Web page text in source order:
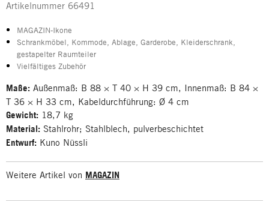
Artikelnummer 66491
MAGAZIN-Ikone
Schrankmöbel, Kommode, Ablage, Garderobe, Kleiderschrank,
gestapelter Raumteiler
Vielfältiges Zubehör
Maße: Außenmaß: B 88 × T 40 × H 39 cm, Innenmaß: B 84 ×
T 36 × H 33 cm, Kabeldurchführung: Ø 4 cm
Gewicht: 18,7 kg
Material: Stahlrohr; Stahlblech, pulverbeschichtet
Entwurf: Kuno Nüssli
Weitere Artikel von MAGAZIN